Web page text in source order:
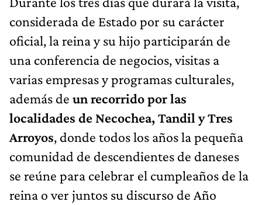
considerada de Estado por su carácter
oficial, la reina y su hijo participarán de
una conferencia de negocios, visitas a
varias empresas y programas culturales,
además de un recorrido por las
localidades de Necochea, Tandil y Tres
Arroyos, donde todos los años la pequeña
comunidad de descendientes de daneses
se reúne para celebrar el cumpleaños de la
reina o ver juntos su discurso de Año